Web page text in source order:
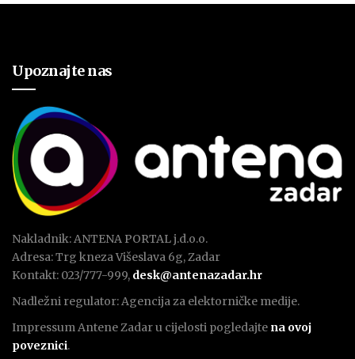
Upoznajte nas
Nakladnik: ANTENA PORTAL j.d.o.o.
Adresa: Trg kneza Višeslava 6g, Zadar
Kontakt: 023/777-999, desk@antenazadar.hr
Nadležni regulator: Agencija za elektorničke medije.
Impressum Antene Zadar u cijelosti pogledajte na ovoj
poveznici.